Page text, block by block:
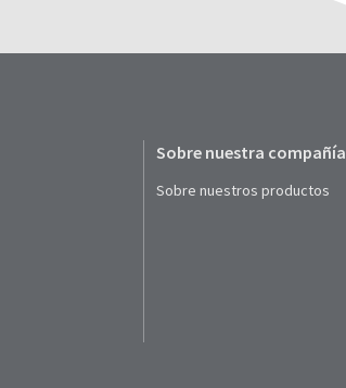
Sobre nuestra compañía
Sobre nuestros productos